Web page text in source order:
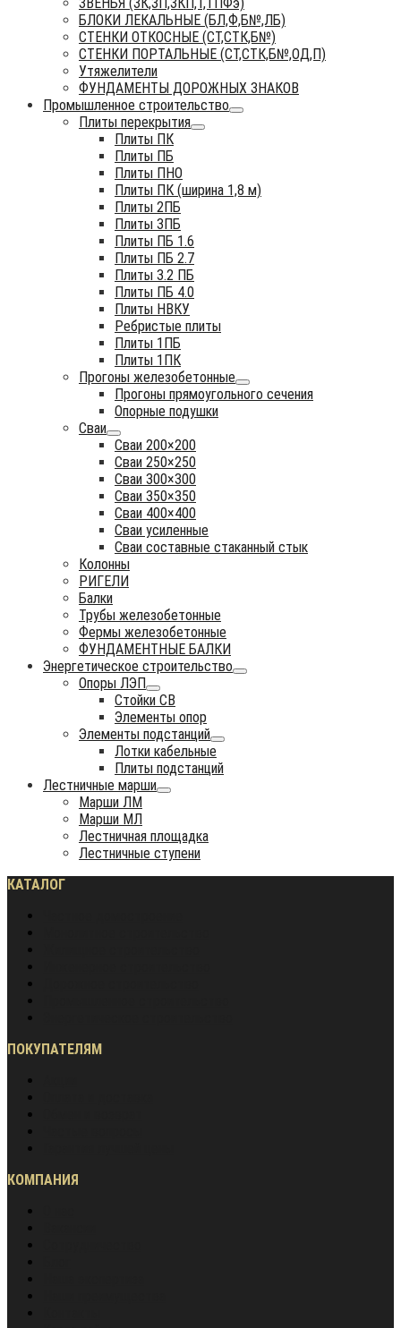
ЗВЕНЬЯ (ЗК,ЗП,ЗКП,Т,ТПФэ)
БЛОКИ ЛЕКАЛЬНЫЕ (БЛ,Ф,Б№,ЛБ)
СТЕНКИ ОТКОСНЫЕ (СТ,СТК,Б№)
СТЕНКИ ПОРТАЛЬНЫЕ (СТ,СТК,Б№,ОД,П)
Утяжелители
ФУНДАМЕНТЫ ДОРОЖНЫХ ЗНАКОВ
Промышленное строительство
Плиты перекрытия
Плиты ПК
Плиты ПБ
Плиты ПНО
Плиты ПК (ширина 1,8 м)
Плиты 2ПБ
Плиты 3ПБ
Плиты ПБ 1.6
Плиты ПБ 2.7
Плиты 3.2 ПБ
Плиты ПБ 4.0
Плиты НВКУ
Ребристые плиты
Плиты 1ПБ
Плиты 1ПК
Прогоны железобетонные
Прогоны прямоугольного сечения
Опорные подушки
Сваи
Сваи 200×200
Сваи 250×250
Сваи 300×300
Сваи 350×350
Сваи 400×400
Сваи усиленные
Сваи составные стаканный стык
Колонны
РИГЕЛИ
Балки
Трубы железобетонные
Фермы железобетонные
ФУНДАМЕНТНЫЕ БАЛКИ
Энергетическое строительство
Опоры ЛЭП
Стойки СВ
Элементы опор
Элементы подстанций
Лотки кабельные
Плиты подстанций
Лестничные марши
Марши ЛМ
Марши МЛ
Лестничная площадка
Лестничные ступени
КАТАЛОГ
ПОКУПАТЕЛЯМ
КОМПАНИЯ